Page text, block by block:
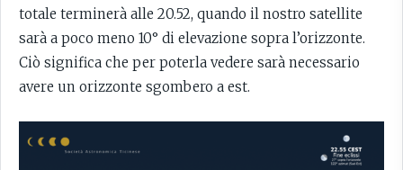
totale terminerà alle 20.52, quando il nostro satellite
sarà a poco meno 10° di elevazione sopra l’orizzonte.
Ciò significa che per poterla vedere sarà necessario
avere un orizzonte sgombero a est.